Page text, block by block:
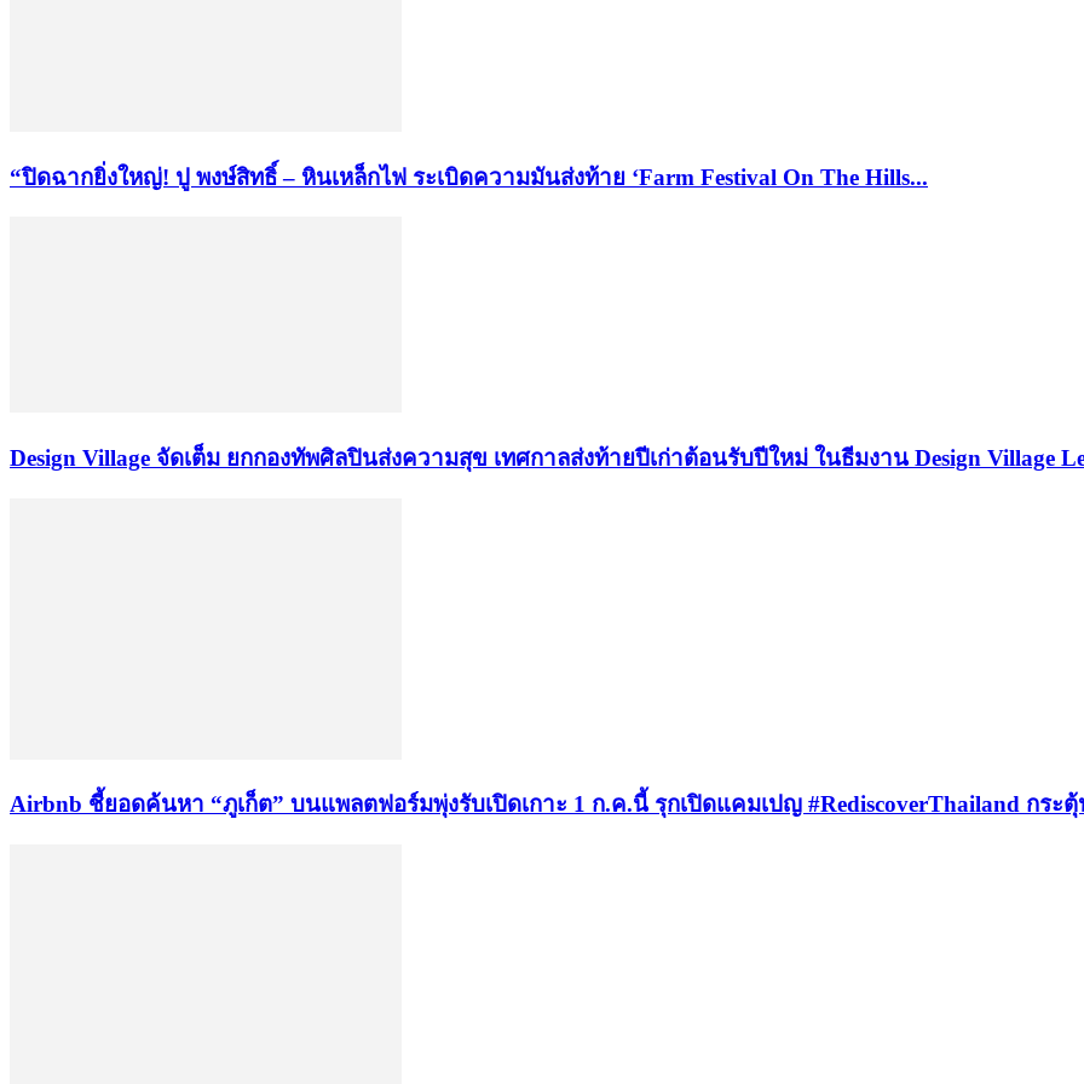
“ปิดฉากยิ่งใหญ่! ปู พงษ์สิทธิ์ – หินเหล็กไฟ ระเบิดความมันส่งท้าย ‘Farm Festival On The Hills...
Design Village จัดเต็ม ยกกองทัพศิลปินส่งความสุข เทศกาลส่งท้ายปีเก่าต้อนรับปีใหม่ ในธีมงาน Design Village
Airbnb ชี้ยอดค้นหา “ภูเก็ต” บนแพลตฟอร์มพุ่งรับเปิดเกาะ 1 ก.ค.นี้ รุกเปิดแคมเปญ #RediscoverThailand กระตุ้